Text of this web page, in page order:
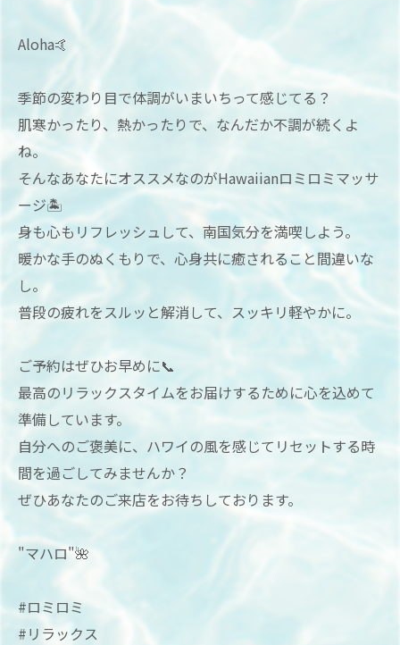
Aloha🤙
季節の変わり目で体調がいまいちって感じてる？
肌寒かったり、熱かったりで、なんだか不調が続くよ
ね。
そんなあなたにオススメなのがHawaiianロミロミマッサ
ージ🏝
身も心もリフレッシュして、南国気分を満喫しよう。
暖かな手のぬくもりで、心身共に癒されること間違いな
し。
普段の疲れをスルッと解消して、スッキリ軽やかに。
ご予約はぜひお早めに📞
最高のリラックスタイムをお届けするために心を込めて
準備しています。
自分へのご褒美に、ハワイの風を感じてリセットする時
間を過ごしてみませんか？
ぜひあなたのご来店をお待ちしております。
"マハロ"🌺
#ロミロミ
#リラックス